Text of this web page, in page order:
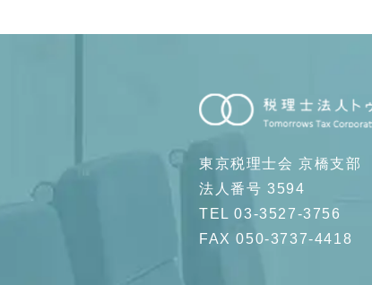
東京税理士会 京橋支部
法人番号 3594
TEL 03-3527-3756
FAX 050-3737-4418